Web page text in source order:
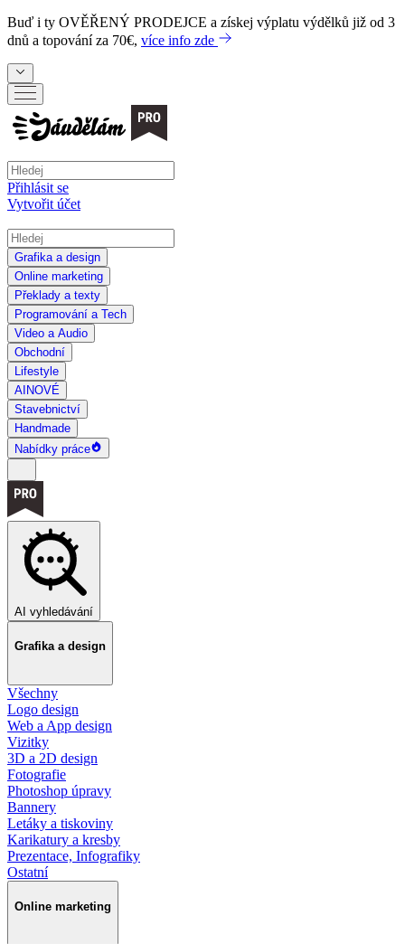
Buď i ty OVĚŘENÝ PRODEJCE a získej výplatu výdělků již od 3
dnů a topování za 70€, více info zde
Přihlásit se
Vytvořit účet
Grafika a design
Online marketing
Překlady a texty
Programování a Tech
Video a Audio
Obchodní
Lifestyle
AI NOVÉ
Stavebnictví
Handmade
Nabídky práce
AI vyhledávání
Grafika a design
Všechny
Logo design
Web a App design
Vizitky
3D a 2D design
Fotografie
Photoshop úpravy
Bannery
Letáky a tiskoviny
Karikatury a kresby
Prezentace, Infografiky
Ostatní
Online marketing